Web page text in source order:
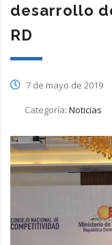
desarrollo
RD
7 de mayo de 2019
Categoría: Noticias